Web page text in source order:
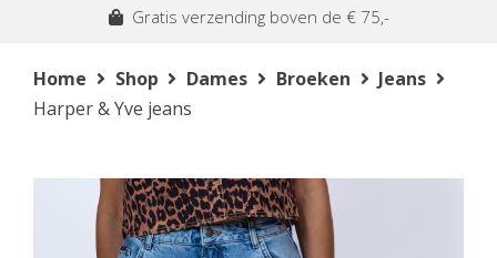
Gratis verzending boven de € 75,-
Home Shop Dames Broeken
Jeans
Harper & Yve jeans